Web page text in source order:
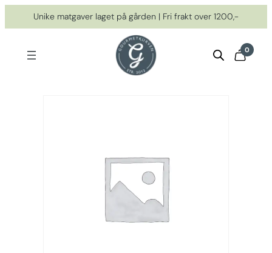
til
Unike matgaver laget på gården | Fri frakt over 1200,-
0